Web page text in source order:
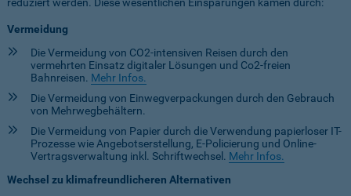
Vermeidung
Die Vermeidung von CO2-intensiven Reisen durch den
vermehrten Einsatz digitaler Lösungen und Co2-freien
Bahnreisen. Mehr Infos.
Die Vermeidung von Einwegverpackungen durch den Gebrauch
von Mehrwegbehältern.
Die Vermeidung von Papier durch die Verwendung papierloser IT-
Prozesse wie Angebotserstellung, E-Policierung und Online-
Vertragsverwaltung inkl. Schriftwechsel. Mehr Infos.
Wechsel zu klimafreundlicheren Alternativen